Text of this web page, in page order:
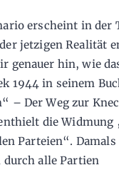
erscheint in der
jetzigen Realität
genauer hin, wie
1944 in seinem
– Der Weg zur
die Widmung
Parteien“. Damals
alle Partien